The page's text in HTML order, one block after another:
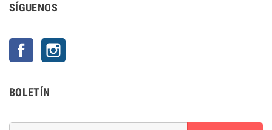
SÍGUENOS
Facebook
BOLETÍN